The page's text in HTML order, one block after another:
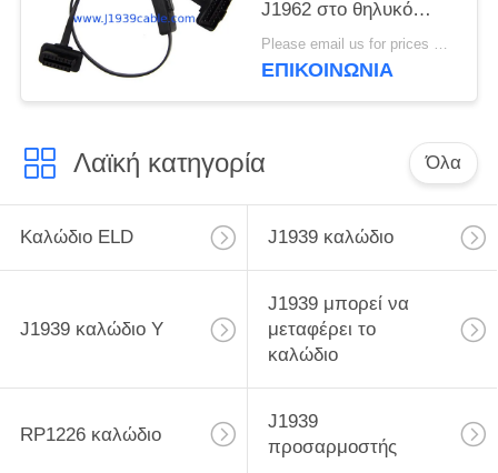
J1962 στο θηλυκό
επίπεδο καλώδιο
επέκτασης με το
Please email us for prices MOQ:100 τεμ
ΕΠΙΚΟΙΝΩΝΊΑ
Λαϊκή κατηγορία Όλα
Καλώδιο ELD J1939 καλώδιο
J1939 καλώδιο Υ
J1939 μπορεί να
μεταφέρει το
καλώδιο
RP1226 καλώδιο
J1939
προσαρμοστής